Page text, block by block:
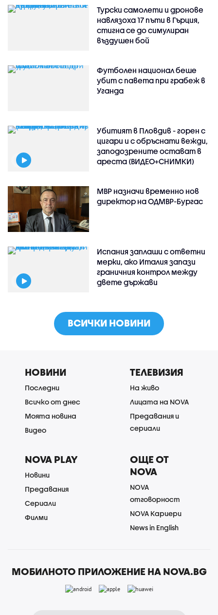
Турски самолети и дронове
навлязоха 17 пъти в Гърция,
стигна се до симулиран
въздушен бой
Футболен национал беше
убит с павета при грабеж в
Уганда
Убитият в Пловдив - горен с
цигари и с обръснати вежди,
заподозрените остават в
ареста (ВИДЕО+СНИМКИ)
МВР назначи временно нов
директор на ОДМВР-Бургас
Испания заплаши с ответни
мерки, ако Италия запази
граничния контрол между
двете държави
ВСИЧКИ НОВИНИ
НОВИНИ
Последни
Всичко от днес
Моята новина
Видео
ТЕЛЕВИЗИЯ
На живо
Лицата на NOVA
Предавания и
сериали
NOVA PLAY
Новини
Предавания
Сериали
Филми
ОЩЕ ОТ
NOVA
NOVA
отговорност
NOVA Кариери
News in English
МОБИЛНОТО ПРИЛОЖЕНИЕ НА NOVA.BG